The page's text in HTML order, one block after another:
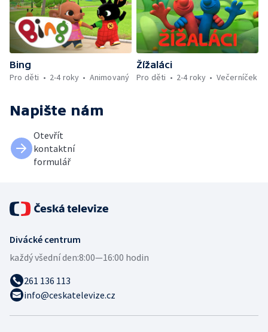
Bing
Pro děti
2-4 roky Animovaný
Žížaláci
Pro děti
2-4 roky Večerníček
Napište nám
Otevřít
kontaktní
formulář
Divácké centrum
každý všední den:8:00—16:00 hodin
261 136 113
info@ceskatelevize.cz